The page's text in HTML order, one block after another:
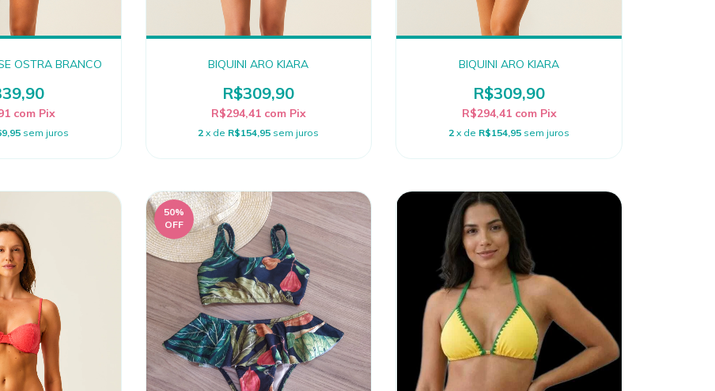
OSTRA BRANCO
com Pix
sem juros
BIQUINI ARO KIARA
R$309,90
R$294,41 com Pix
2 x de R$154,95 sem juros
BIQUINI ARO KIARA
R$309,90
R$294,41 com Pix
2 x de R$154,95 sem juros
50%
OFF